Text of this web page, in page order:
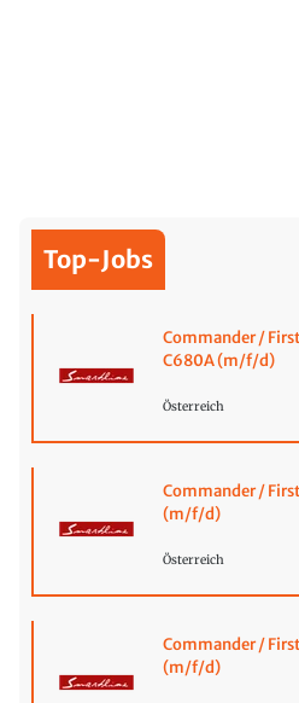
Top-Jobs
Commander /
C680A (m/f/d)
Österreich
Commander /
(m/f/d)
Österreich
Commander /
(m/f/d)